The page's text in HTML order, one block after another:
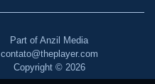
Part of Anzil Media
contato@theplayer.com
Copyright © 2026